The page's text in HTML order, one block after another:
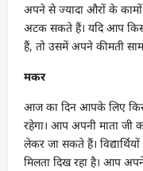
अपने से ज्यादा औरों के
अटक सकते हैं। यदि आप
हैं, तो उसमें अपने कीमती
मकर
आज का दिन आपके लिए
रहेगा। आप अपनी माता जी
लेकर जा सकते हैं।
मिलता दिख रहा है। आप